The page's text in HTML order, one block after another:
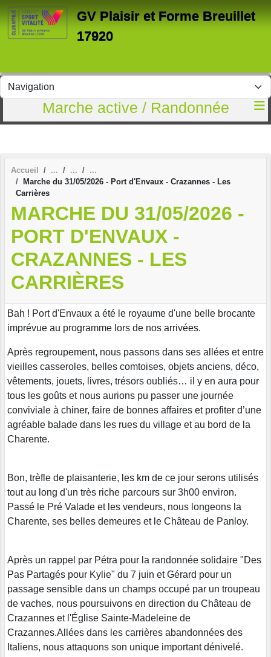
GV Plaisir et Forme Breuillet
17920
Marche active / Randonnée
Accueil
Marche du 31/05/2026 - Port d'Envaux - Crazannes - Les
Carrières
MARCHE DU 31/05/2026 -
PORT D'ENVAUX -
CRAZANNES - LES
CARRIÈRES
Bah ! Port d'Envaux a été le royaume d'une belle brocante
imprévue au programme lors de nos arrivées.
Après regroupement, nous passons dans ses allées et entre
vieilles casseroles, belles comtoises, objets anciens, déco,
vêtements, jouets, livres, trésors oubliés… il y en aura pour
tous les goûts et nous aurions pu passer une journée
conviviale à chiner, faire de bonnes affaires et profiter d’une
agréable balade dans les rues du village et au bord de la
Charente.
Bon, trèfle de plaisanterie, les km de ce jour serons utilisés
tout au long d'un très riche parcours sur 3h00 environ.
Passé le Pré Valade et les vendeurs, nous longeons la
Charente, ses belles demeures et le Château de Panloy.
Après un rappel par Pétra pour la randonnée solidaire "Des
Pas Partagés pour Kylie" du 7 juin et Gérard pour un
passage sensible dans un champs occupé par un troupeau
de vaches, nous poursuivons en direction du Château de
Crazannes et l'Église Sainte-Madeleine de
Crazannes.Allées dans les carrières abandonnées des
Italiens, nous attaquons son unique important dénivelé.
Panneau de gestion des cookies